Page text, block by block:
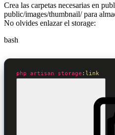
Crea las carpetas necesarias en
public/images/thumbnail/ para
No olvides enlazar el storage:
bash
php artisan storage :link